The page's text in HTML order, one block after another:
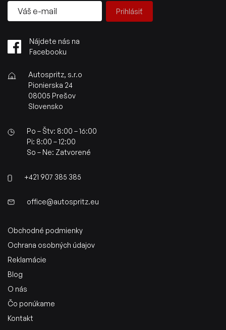
Prihlásiť
Nájdete nás na
Facebooku
Autospritz, s.r.o
Pionierska 24
08005 Prešov
Slovensko
Po – Štv: 8:00 – 16:00
Pi: 8:00 – 12:00
So – Ne: Zatvorené
+421 907 385 385
office@autospritz.eu
Obchodné podmienky
Ochrana osobných údajov
Reklamácie
Blog
O nás
Čo ponúkame
Kontakt